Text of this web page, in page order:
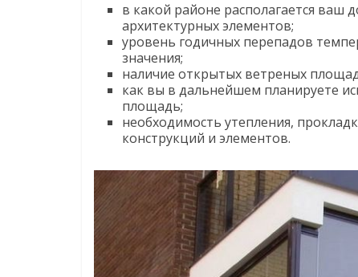
в какой районе располагается ваш
архитектурных элементов;
уровень годичных перепадов
значения;
наличие открытых ветреных
как вы в дальнейшем планируете
площадь;
необходимость утепления,
конструкций и элементов.